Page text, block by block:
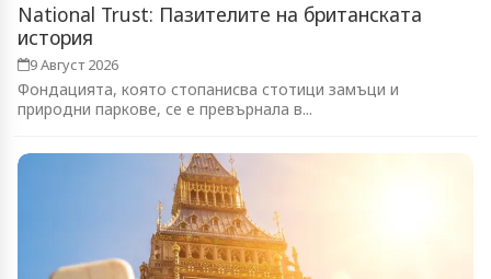
National Trust: Пазителите на британската
история
9 Август 2026
Фондацията, която стопанисва стотици замъци и
природни паркове, се е превърнала в...